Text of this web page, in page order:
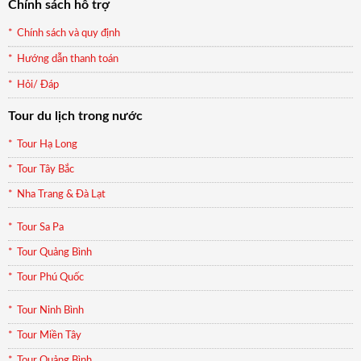
Chính sách hỗ trợ
Chính sách và quy định
Hướng dẫn thanh toán
Hỏi/ Đáp
Tour du lịch trong nước
Tour Hạ Long
Tour Tây Bắc
Nha Trang & Đà Lạt
Tour Sa Pa
Tour Quảng Bình
Tour Phú Quốc
Tour Ninh Bình
Tour Miền Tây